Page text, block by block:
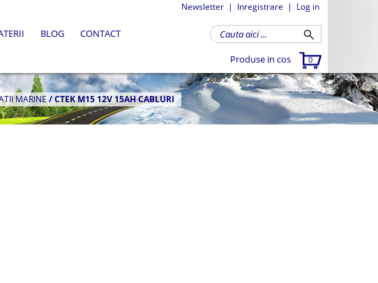
Newsletter | Inregistrare | Log in
Produse in cos 0
BLOG CONTACT
MARINE/CTEK M15 12V 15AH CABLURI